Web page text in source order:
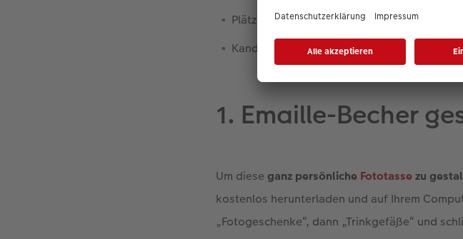
Plätzchen
Kandis und Honig im Miniglas
1. Emaille-Becher
Um diese ganz persönliche Fototassezu
kostenlos herunterladen und auf Ihrem
„Fotogeschenke“, dann „Trinkgefäße“ und